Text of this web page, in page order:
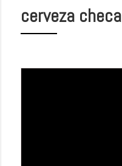
cerveza checa